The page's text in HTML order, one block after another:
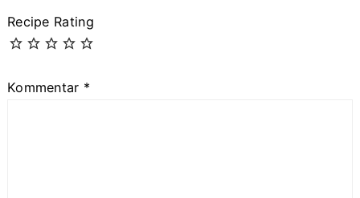
Recipe Rating
Kommentar *